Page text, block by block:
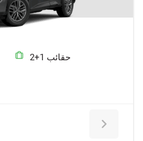
2+1 حقائب